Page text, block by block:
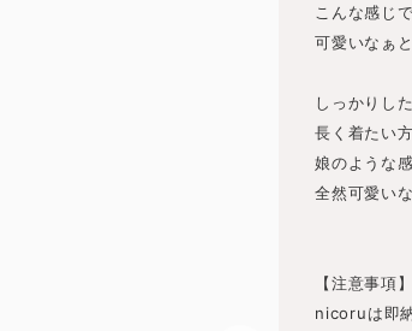
こんな感じ
可愛いなぁ
しっかりし
長く着たい
娘のような
全然可愛い
【注意事項】
nicoruは即